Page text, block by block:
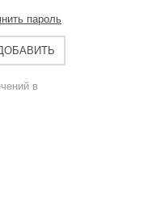
пароль
в